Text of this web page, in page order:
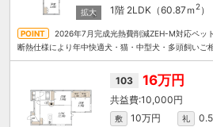
1階 2LDK（60.87ｍ2）
2026年7月完成光熱費削減ZEH-M対応ペッ
断熱仕様により年中快適犬・猫・中型犬・多頭飼いご
103 16万円
10,000円
敷 10万円 礼